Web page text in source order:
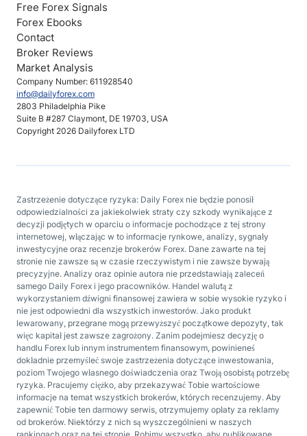
Company Number: 611928540
info@dailyforex.com
2803 Philadelphia Pike
Suite B #287 Claymont, DE 19703, USA
Copyright 2026 Dailyforex LTD
Free Forex Signals
Forex Ebooks
Contact
Broker Reviews
Market Analysis
Zastrzeżenie dotyczące ryzyka: Daily Forex nie będzie ponosił
odpowiedzialności za jakiekolwiek straty czy szkody wynikające z
decyzji podjętych w oparciu o informacje pochodzące z tej strony
internetowej, włączając w to informacje rynkowe, analizy, sygnały
inwestycyjne oraz recenzje brokerów Forex. Dane zawarte na tej
stronie nie zawsze są w czasie rzeczywistym i nie zawsze bywają
precyzyjne. Analizy oraz opinie autora nie przedstawiają zaleceń
samego Daily Forex i jego pracowników. Handel walutą z
wykorzystaniem dźwigni finansowej zawiera w sobie wysokie ryzyko i
nie jest odpowiedni dla wszystkich inwestorów. Jako produkt
lewarowany, przegrane mogą przewyższyć początkowe depozyty, tak
więc kapitał jest zawsze zagrożony. Zanim podejmiesz decyzję o
handlu Forex lub innym instrumentem finansowym, powinieneś
dokładnie przemyśleć swoje zastrzeżenia dotyczące inwestowania,
poziom Twojego własnego doświadczenia oraz Twoją osobistą potrzebę
ryzyka. Pracujemy ciężko, aby przekazywać Tobie wartościowe
informacje na temat wszystkich brokerów, których recenzujemy. Aby
zapewnić Tobie ten darmowy serwis, otrzymujemy opłaty za reklamy
od brokerów. Niektórzy z nich są wyszczególnieni w naszych